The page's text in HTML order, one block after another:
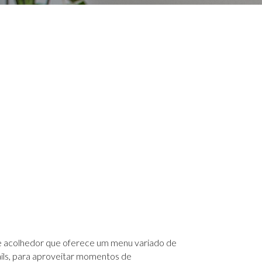
que oferece um menu variado de
para aproveitar momentos de